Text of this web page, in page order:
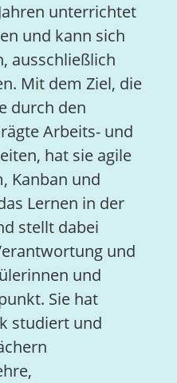
unterrichtet
und kann sich
ausschließlich
Mit dem Ziel, die
durch den
Arbeits- und
hat sie agile
Kanban und
Lernen in der
stellt dabei
und
und
Sie hat
studiert und